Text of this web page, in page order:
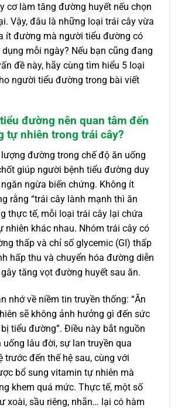
cơ làm tăng đường huyết nếu chọn
Vậy, đâu là những loại trái cây vừa
ít đường mà người tiểu đường có
mỗi ngày? Nếu bạn cũng đang
đề này, hãy cùng tìm hiểu 5 loại
người tiểu đường trong bài viết
đường nên quan tâm đến
tự nhiên trong trái cây?
đường trong chế độ ăn uống
giúp người bệnh tiểu đường duy
ngừa biến chứng. Không ít
rằng “trái cây lành mạnh thì ăn
thực tế, mỗi loại trái cây lại chứa
nhiên khác nhau. Nhóm trái cây có
thấp và chỉ số glycemic (GI) thấp
hấp thu và chuyển hóa đường diễn
tăng vọt đường huyết sau ăn.
nhớ về niềm tin truyền thống: “Ăn
sẽ không ảnh hưởng gì đến sức
tiểu đường”. Điều này bắt nguồn
lâu đời, sự lan truyền qua
trước đến thế hệ sau, cùng với
bổ sung vitamin tự nhiên mà
khem quá mức. Thực tế, một số
xoài, sầu riêng, nhãn… lại có hàm